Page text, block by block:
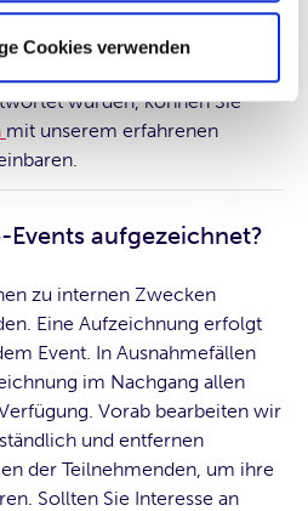
Cookies verwenden
alle Fragen live im Event zu
wurden, können Sie
mit unserem erfahrenen
aufgezeichnet?
zu internen Zwecken
Eine Aufzeichnung erfolgt
Event. In Ausnahmefällen
im Nachgang allen
Vorab bearbeiten wir
und entfernen
der Teilnehmenden, um ihre
Sollten Sie Interesse an